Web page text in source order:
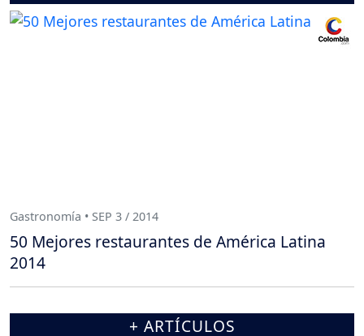
Gastronomía • SEP 3 / 2014
50 Mejores restaurantes de América Latina
2014
+ ARTÍCULOS